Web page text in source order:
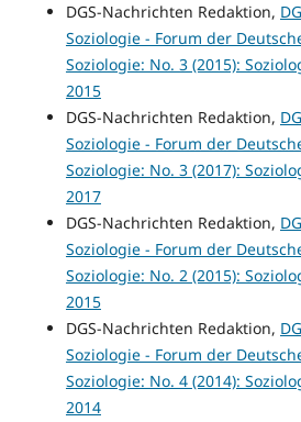
DGS-Nachrichten Redaktion,
Soziologie - Forum der
Soziologie: No. 3 (2015):
2015
DGS-Nachrichten Redaktion,
Soziologie - Forum der
Soziologie: No. 3 (2017):
2017
DGS-Nachrichten Redaktion,
Soziologie - Forum der
Soziologie: No. 2 (2015):
2015
DGS-Nachrichten Redaktion,
Soziologie - Forum der
Soziologie: No. 4 (2014):
2014